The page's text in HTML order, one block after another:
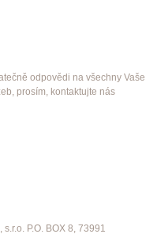
odpovědi na všechny Vaše
prosím, kontaktujte nás
P.O. BOX 8, 73991